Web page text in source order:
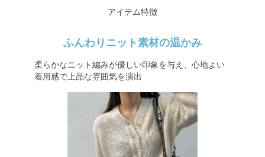
アイテム特徴
ふんわりニット素材の温かみ
柔らかなニット編みが優しい印象を与え、心地よい
着用感で上品な雰囲気を演出